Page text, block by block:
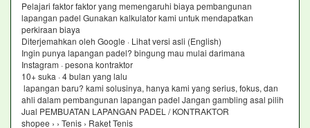
Pelajari faktor faktor yang memengaruhi biaya pembangunan
lapangan padel Gunakan kalkulator kami untuk mendapatkan
perkiraan biaya
Diterjemahkan oleh Google · Lihat versi asli (English)
Ingin punya lapangan padel? bingung mau mulai darimana
Instagram · pesona kontraktor
10+ suka · 4 bulan yang lalu
lapangan baru? kami solusinya, hanya kami yang serius, fokus, dan
ahli dalam pembangunan lapangan padel Jangan gambling asal pilih
Jual PEMBUATAN LAPANGAN PADEL / KONTRAKTOR
shopee › › Tenis › Raket Tenis